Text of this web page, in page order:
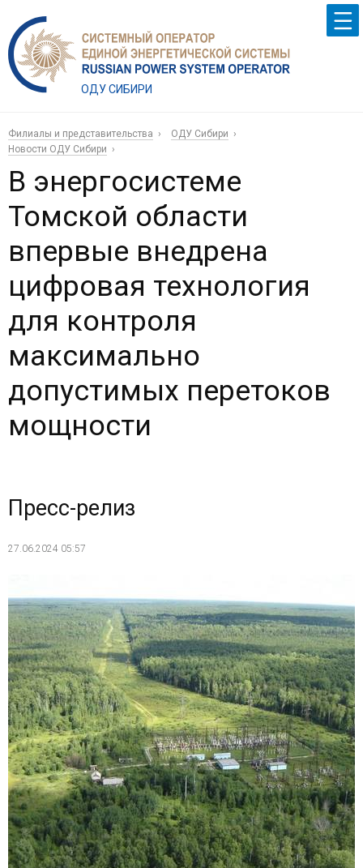
ОДУ СИБИРИ
Филиалы и представительства
ОДУ Сибири
Новости ОДУ Сибири
В энергосистеме
Томской области
впервые внедрена
цифровая технология
для контроля
максимально
допустимых перетоков
мощности
Пресс-релиз
27.06.2024 05:57